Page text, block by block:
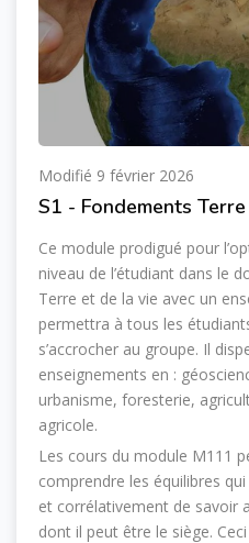
Modifié 9 février 2026
S1 - Fondements
Ce module prodigué pour
niveau de l’étudiant dans le
Terre et de la vie avec un
permettra à tous les
s’accrocher au groupe. Il
enseignements en :
urbanisme, foresterie,
agricole.
Les cours du module M111
comprendre les équilibres
et corrélativement de savoir
dont il peut être le siège.